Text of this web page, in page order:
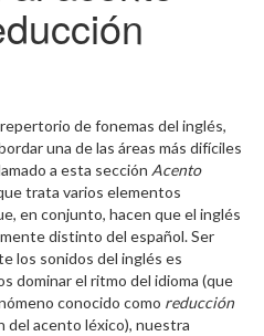
g
a
o
de fonemas del inglés,
una de las áreas más difíciles
a esta sección Acento
trata varios elementos
en conjunto, hacen que el inglés
distinto del español. Ser
los sonidos del inglés es
dominar el ritmo del idioma (que
conocido como reducción
del acento léxico), nuestra